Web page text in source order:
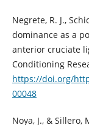
Negrete, R. J.,
dominance as a
anterior cruciate
Conditioning
https://doi.org/
00048
Noya, J., &